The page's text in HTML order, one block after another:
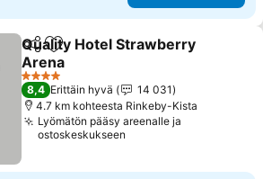
Jaa Lisää suosikkeihin
Quality Hotel Strawberry
Arena
4 Tähtiluokitus
8,4 Erittäin hyvä
14 031
4.7 km kohteesta Rinkeby-Kista
Lyömätön pääsy areenalle ja
ostoskeskukseen